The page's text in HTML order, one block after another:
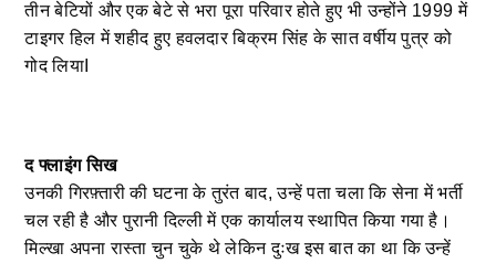
तीन बेटियों और एक बेटे से भरा पूरा परिवार होते हुए भी उन्होंने 1999 में
टाइगर हिल में शहीद हुए हवलदार बिक्रम सिंह के सात वर्षीय पुत्र को
गोद लियाI
द फ्लाइंग सिख
उनकी गिरफ़्तारी की घटना के तुरंत बाद, उन्हें पता चला कि सेना में भर्ती
चल रही है और पुरानी दिल्ली में एक कार्यालय स्थापित किया गया है।
मिल्खा अपना रास्ता चुन चुके थे लेकिन दुःख इस बात का था कि उन्हें